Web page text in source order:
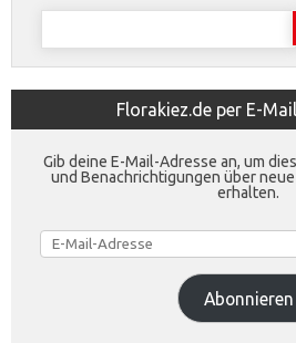
Suchen
Florakiez.de per E-
Gib deine E-Mail-Adresse an, um
und Benachrichtigungen über
erhalten.
E-
Mail-
Adresse
Abonnieren